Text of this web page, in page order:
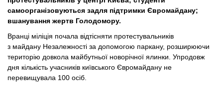
самоорганізовуються задля підтримки Євромайдану;
вшанування жертв Голодомору.
Вранці міліція почала відтісняти протестувальників
з майдану Незалежності за допомогою паркану, розширюючи
територію довкола майбутньої новорічної ялинки. Упродовж
дня кількість учасників київського Євромайдану не
перевищувала 100 осіб.